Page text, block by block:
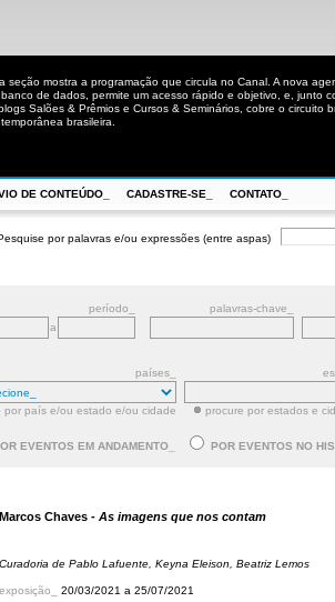
seção mostra a programação que circula no Canal. A nova
de dados, permite um acesso rápido e objetivo, e, junto
Salões & Prêmios e Cursos & Seminários, cobre o circuito
brasileira.
DE CONTEÚDO_ CADASTRE-SE_ CONTATO_
por palavras e/ou expressões (entre aspas)
período_
palavras-chave_
a
países_
por país e/ou estado e/ou cidade procure por estados e
EVENTOS EM ANDAMENTO_ POR EVENTOS NO
Marcos Chaves - As imagens que nos contam
Curadoria de Pablo Lafuente, Keyna Eleison, Beatriz Lemos
exposição_ 20/03/2021 a 25/07/2021